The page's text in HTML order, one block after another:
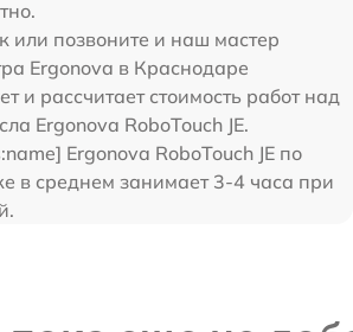
или позвоните и наш мастер
Ergonova в Краснодаре
и рассчитает стоимость работ над
Ergonova RoboTouch JE.
Ergonova RoboTouch JE по
в среднем занимает 3-4 часа при